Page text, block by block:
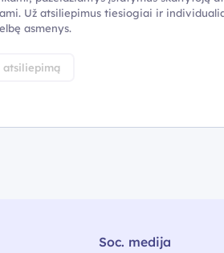
Už atsiliepimus tiesiogiai ir
asmenys.
atsiliepimą
Soc. medija